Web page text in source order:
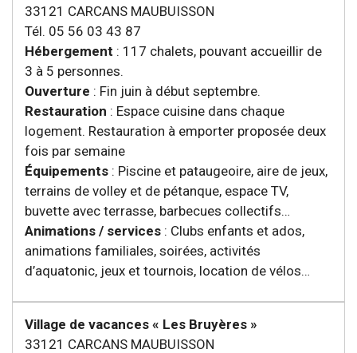
33121 CARCANS MAUBUISSON
Tél. 05 56 03 43 87
Hébergement : 117 chalets, pouvant accueillir de
3 à 5 personnes.
Ouverture : Fin juin à début septembre.
Restauration : Espace cuisine dans chaque
logement. Restauration à emporter proposée deux
fois par semaine
Équipements : Piscine et pataugeoire, aire de jeux,
terrains de volley et de pétanque, espace TV,
buvette avec terrasse, barbecues collectifs…
Animations / services : Clubs enfants et ados,
animations familiales, soirées, activités
d’aquatonic, jeux et tournois, location de vélos…
Village de vacances « Les Bruyères »
33121 CARCANS MAUBUISSON